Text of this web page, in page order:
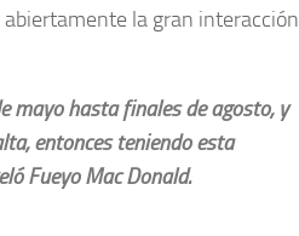
la gran interacción
mayo hasta finales de agosto, y
entonces teniendo esta
Fueyo Mac Donald.